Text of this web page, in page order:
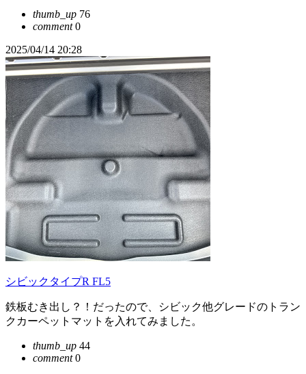
thumb_up 76
comment0
2025/04/14 20:28
シビックタイプR FL5
鉄板むき出し？！だったので、シビック他グレードのトラン
クカーペットマットを入れてみました。
thumb_up 44
comment0